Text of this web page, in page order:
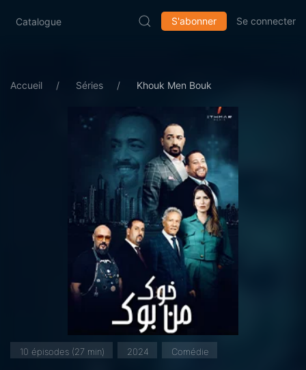
Catalogue S'abonner Se connecter
Accueil Séries Khouk Men Bouk
10 épisodes (27 min) 2024 Comédie